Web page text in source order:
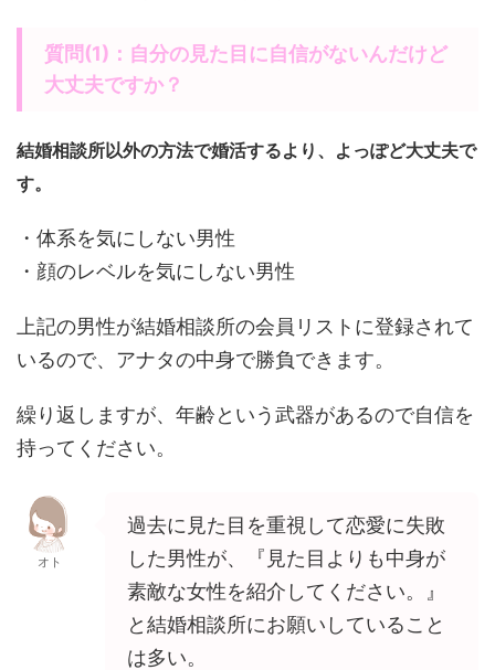
質問(1)：自分の見た目に自信がないんだけど
大丈夫ですか？
結婚相談所以外の方法で婚活するより、よっぽど大丈夫で
す。
・体系を気にしない男性
・顔のレベルを気にしない男性
上記の男性が結婚相談所の会員リストに登録されて
いるので、アナタの中身で勝負できます。
繰り返しますが、年齢という武器があるので自信を
持ってください。
オト
過去に見た目を重視して恋愛に失敗
した男性が、『見た目よりも中身が
素敵な女性を紹介してください。』
と結婚相談所にお願いしていること
は多い。